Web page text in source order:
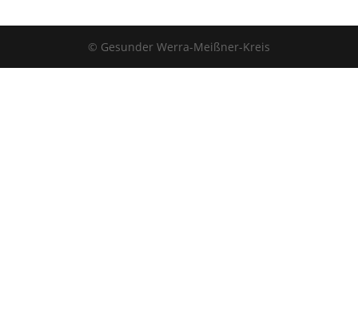
© Gesunder Werra-Meißner-Kreis